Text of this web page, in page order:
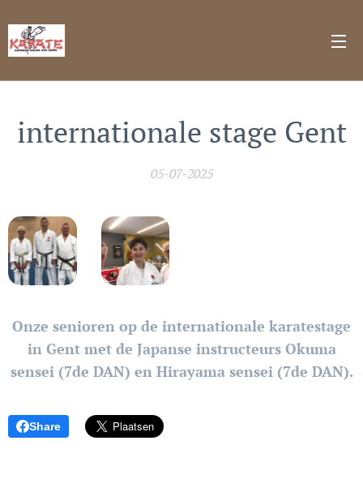
internationale stage Gent
05-07-2025
Onze senioren op de internationale karatestage
in Gent met de Japanse instructeurs Okuma
sensei (7de DAN) en Hirayama sensei (7de DAN).
Share